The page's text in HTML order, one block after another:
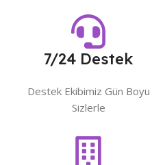
7/24 Destek
Destek Ekibimiz Gün Boyu
Sizlerle